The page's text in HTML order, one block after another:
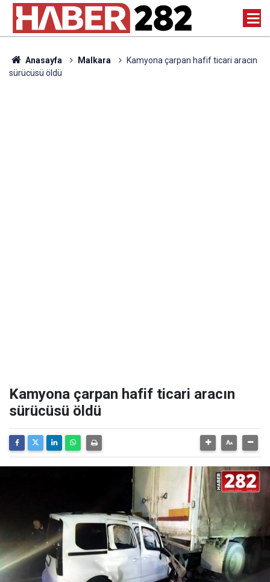
Anasayfa Malkara
Kamyona çarpan hafif ticari aracın
sürücüsü öldü
Kamyona çarpan hafif ticari aracın
sürücüsü öldü